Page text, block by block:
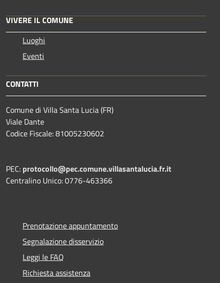
VIVERE IL COMUNE
Luoghi
Eventi
CONTATTI
Comune di Villa Santa Lucia (FR)
Viale Dante
Codice Fiscale: 81005230602
PEC: protocollo@pec.comune.villasantalucia.fr.it
Centralino Unico: 0776-463366
Prenotazione appuntamento
Segnalazione disservizio
Leggi le FAQ
Richiesta assistenza